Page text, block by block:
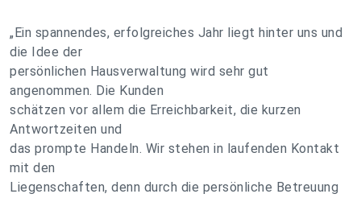
„Ein spannendes, erfolgreiches Jahr liegt hinter uns und
die Idee der
persönlichen Hausverwaltung wird sehr gut
angenommen. Die Kunden
schätzen vor allem die Erreichbarkeit, die kurzen
Antwortzeiten und
das prompte Handeln. Wir stehen in laufenden Kontakt
mit den
Liegenschaften, denn durch die persönliche Betreuung